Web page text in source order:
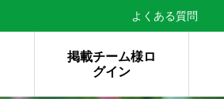
よくある質問
掲載チーム様ロ
グイン